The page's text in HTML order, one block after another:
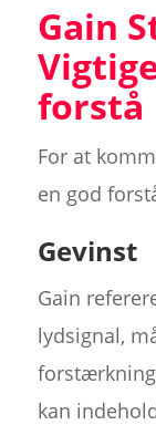
Gain
forstå
For at
en god
Gevinst
Gain
lydsignal,
forstærkning
kan